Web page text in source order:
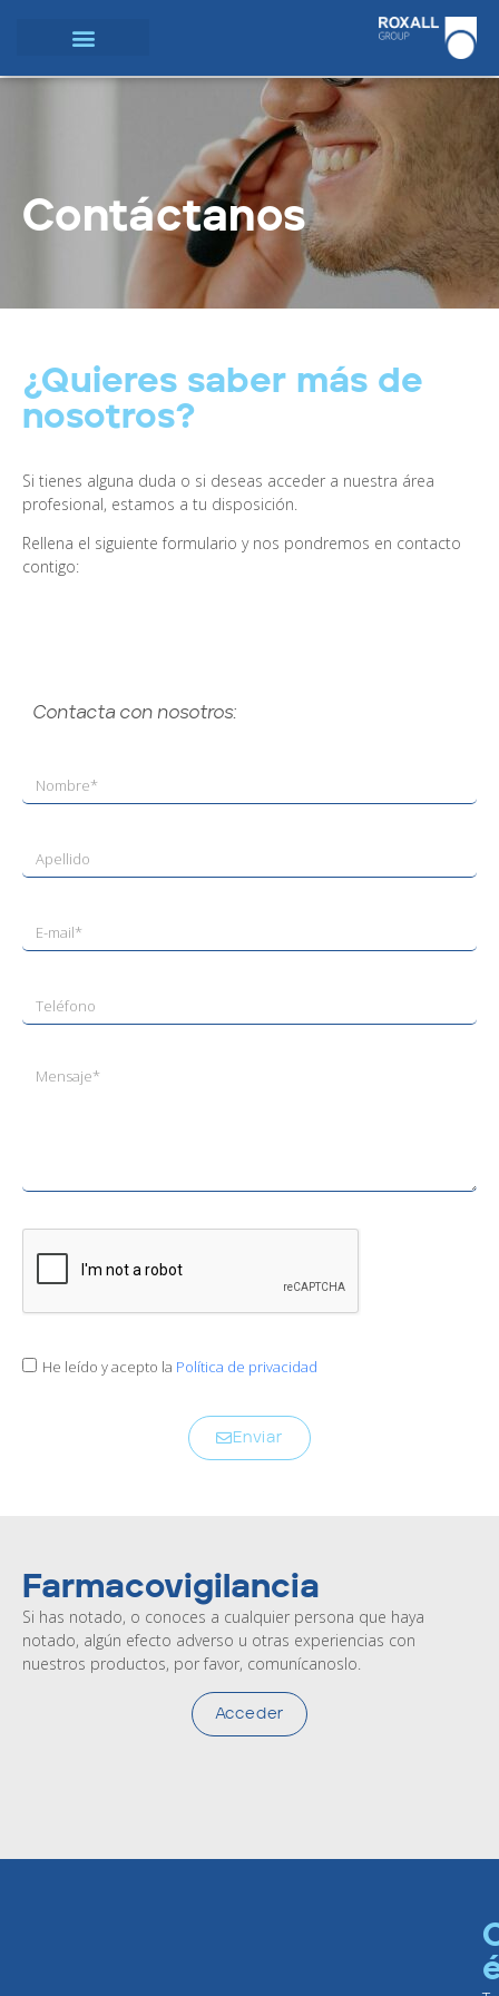
Contáctanos
¿Quieres saber más de
nosotros?
Si tienes alguna duda o si deseas acceder a nuestra área
profesional, estamos a tu disposición.
Rellena el siguiente formulario y nos pondremos en contacto
contigo:
Contacta con nosotros:
He leído y acepto la Política de privacidad
Enviar
Farmacovigilancia
Si has notado, o conoces a cualquier persona que haya
notado, algún efecto adverso u otras experiencias con
nuestros productos, por favor, comunícanoslo.
Acceder